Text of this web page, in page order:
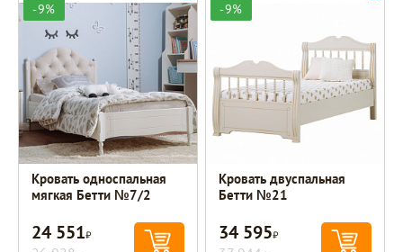
-9%
Кровать односпальная
мягкая Бетти №7/2
24 551Р
-9%
Кровать двуспальная
Бетти №21
34 595Р